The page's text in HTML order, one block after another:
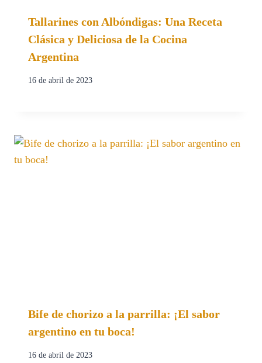
Tallarines con Albóndigas: Una Receta
Clásica y Deliciosa de la Cocina
Argentina
16 de abril de 2023
Bife de chorizo a la parrilla: ¡El sabor
argentino en tu boca!
16 de abril de 2023